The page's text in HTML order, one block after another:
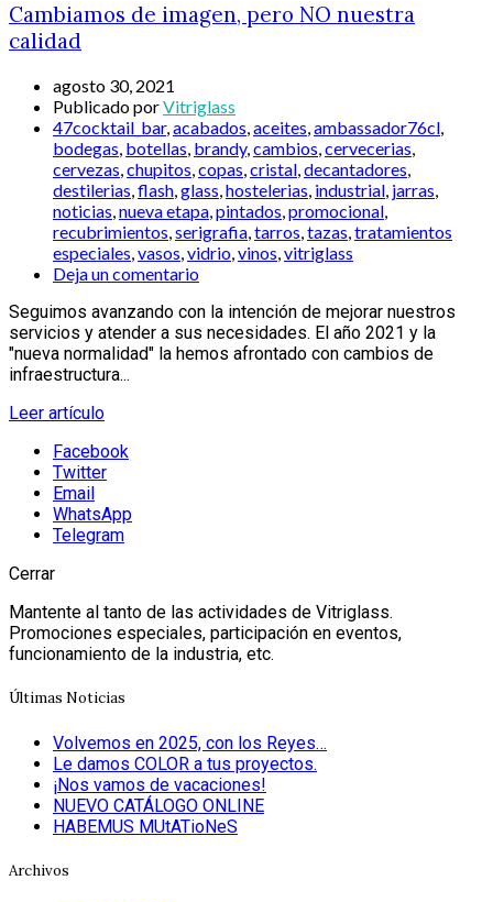
Cambiamos de imagen, pero NO nuestra
calidad
agosto 30, 2021
Publicado porVitriglass
47cocktail_bar,acabados,aceites,ambassador76cl,
bodegas, botellas, brandy,cambios,cervecerias,
cervezas,chupitos,copas,cristal,decantadores,
destilerias,flash,glass,hostelerias, industrial, jarras,
noticias,nueva etapa,pintados,promocional,
recubrimientos,serigrafia,tarros,tazas,tratamientos
especiales,vasos,vidrio,vinos,vitriglass
Deja un comentario
Seguimos avanzando con la intención de mejorar nuestros
servicios y atender a sus necesidades. El año 2021 y la
"nueva normalidad" la hemos afrontado con cambios de
infraestructura...
Leer artículo
Facebook
Twitter
Email
WhatsApp
Telegram
Cerrar
Mantente al tanto de las actividades de Vitriglass.
Promociones especiales, participación en eventos,
funcionamiento de la industria, etc.
Últimas Noticias
Volvemos en 2025, con los Reyes…
Le damos COLOR a tus proyectos.
¡Nos vamos de vacaciones!
NUEVO CATÁLOGO ONLINE
HABEMUS MUtATioNeS
Archivos